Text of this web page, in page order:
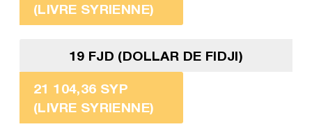
(LIVRE SYRIENNE)
19 FJD (DOLLAR DE FIDJI)
21 104,36 SYP
(LIVRE SYRIENNE)